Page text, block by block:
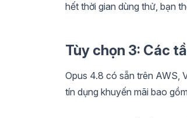
hết thời gian dùng thử, bạn
Tùy chọn 3: Các
Opus 4.8 có sẵn trên AWS,
tín dụng khuyến mãi bao